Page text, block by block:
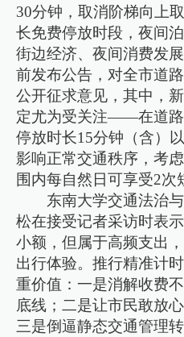
30分钟，取消阶梯向上
长免费停放时段，夜间
街边经济、夜间消费发
前发布公告，对全市道
公开征求意见，其中，
定尤为受关注——在道路
停放时长15分钟（含）
影响正常交通秩序，考
围内每自然日可享受2次
东南大学交通法治
松在接受记者采访时表
小额，但属于高频支出
出行体验。推行精准计
重价值：一是消解收费
底线；二是让市民敢放
三是倒逼静态交通管理